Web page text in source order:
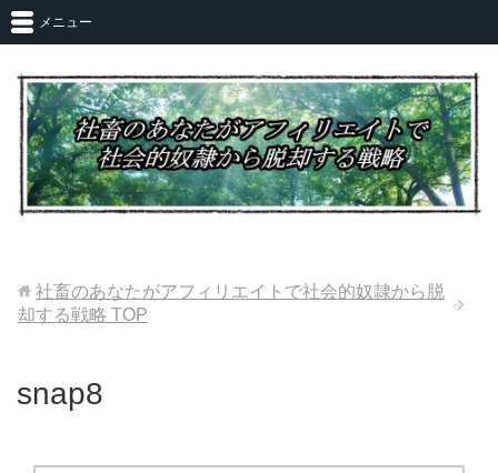
メニュー
社畜のあなたがアフィリエイトで社会的奴隷から脱
却する戦略 TOP
snap8